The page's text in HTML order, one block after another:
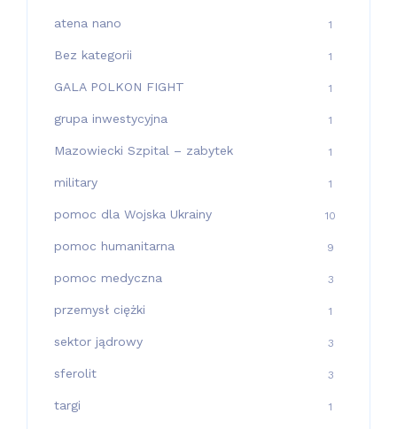
atena nano 1
Bez kategorii 1
GALA POLKON FIGHT 1
grupa inwestycyjna 1
Mazowiecki Szpital – zabytek 1
military 1
pomoc dla Wojska Ukrainy 10
pomoc humanitarna 9
pomoc medyczna 3
przemysł ciężki 1
sektor jądrowy 3
sferolit 3
targi 1